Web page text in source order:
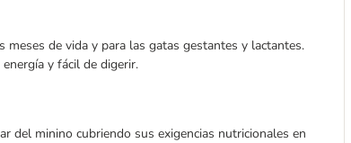
de vida y para las gatas gestantes y lactantes.
y fácil de digerir.
del minino cubriendo sus exigencias nutricionales en